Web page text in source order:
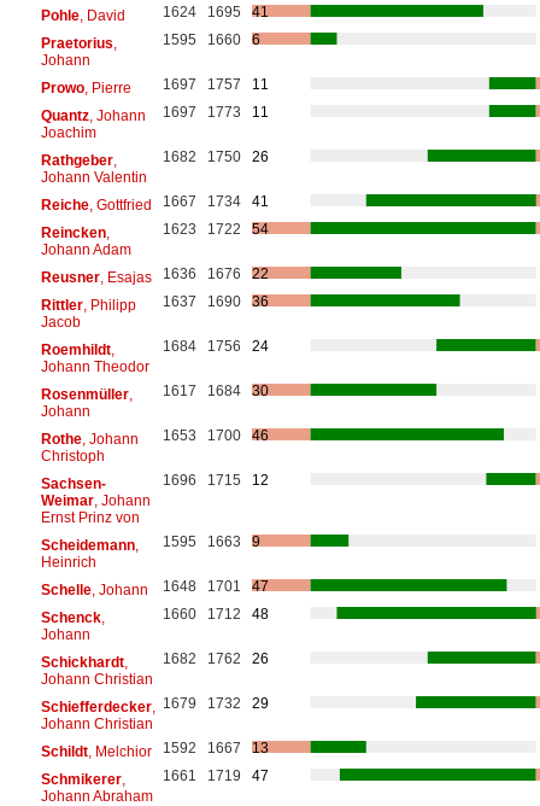
Pohle, David 1624 1695
41
Praetorius
Johann
1595 1660 6
Prowo, Pierre 1697 1757
11
Quantz, Johann
Joachim
1697 1773 11
Rathgeber,
Johann Valentin
1682 1750 26
Reiche, Gottfried 1667 1734
41
Reincken,
Johann Adam
1623 1722 54
Reusner, Esajas 1636 1676
22
Rittler, Philipp
Jacob
1637 1690 36
Roemhildt,
Johann Theodor
1684 1756 24
Rosenmüller,
Johann
1617 1684 30
Rothe, Johann
Christoph
1653 1700 46
Sachsen-
Weimar, Johann
Ernst Prinz von
1696 1715 12
Scheidemann,
Heinrich
1595 1663 9
Schelle, Johann 1648 1701
47
Schenck,
Johann
1660 1712 48
Schickhardt,
Johann Christian
1682 1762 26
Schiefferdecker,
Johann Christian
1679 1732 29
Schildt, Melchior 1592 1667
13
Schmikerer,
Johann Abraham
1661 1719 47